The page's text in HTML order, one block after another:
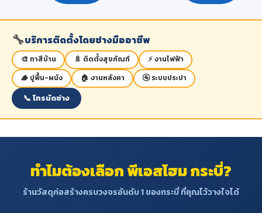
122 x 244 x 0.08 CM
หน่วยนับ:
แผ่น
สถานะสินค้า:
สินค้าพร้อมส่ง (จัดส่งภายใน 2-5 วัน)
122 x 244 x 0.08 CM
หน่วยนับ:
แผ่น
สถานะสินค้า:
🔧บริการติดตั้งโดยช่างมืออาชีพ
🎨 ทาสีบ้าน 🚿 ติดตั้งสุขภัณฑ์
⚡ งานไฟฟ้า
🪵 ปูพื้น-ผนัง
🏠 งานหลังคา 🚰 ระบบประปา
📞 โทรนัดช่าง
ทำไมต้องเลือก พีเอสโฮม กระบี่?
ร้านวัสดุก่อสร้างครบวงจรอันดับ 1 ของกระบี่ ที่คุณไว้วางใจได้